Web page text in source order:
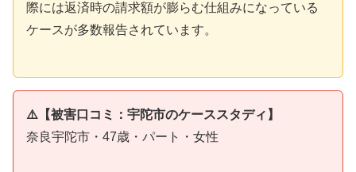
際には返済時の請求額が膨らむ仕組みになっている
ケースが多数報告されています。
⚠️【被害口コミ：宇陀市のケーススタディ】
奈良宇陀市・47歳・パート・女性